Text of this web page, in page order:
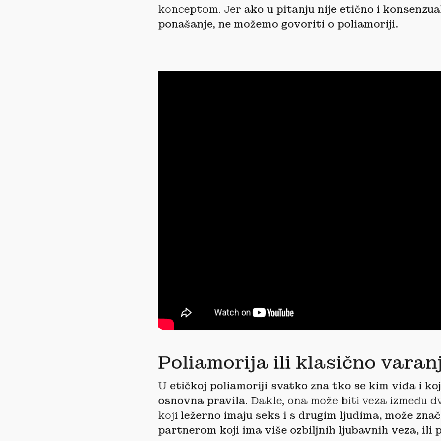
konceptom. Jer ako u pitanju nije etično i
ponašanje, ne možemo govoriti o poliamoriji.
Poliamorija ili klasično
U etičkoj poliamoriji svatko zna tko se kim viđa i
osnovna pravila. Dakle, ona može biti veza između
koji ležerno imaju seks i s drugim ljudima, može
partnerom koji ima više ozbiljnih ljubavnih veza, ili